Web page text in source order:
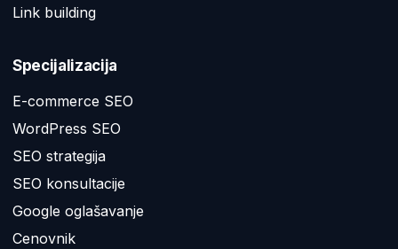
Link building
Specijalizacija
E-commerce SEO
WordPress SEO
SEO strategija
SEO konsultacije
Google oglašavanje
Cenovnik